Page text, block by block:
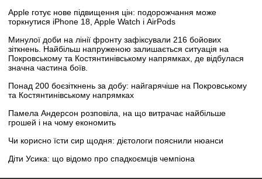
Apple готує нове підвищення цін: подорожчання може
торкнутися iPhone 18, Apple Watch і AirPods
Минулої доби на лінії фронту зафіксували 216 бойових
зіткнень. Найбільш напруженою залишається ситуація на
Покровському та Костянтинівському напрямках, де відбулася
значна частина боїв.
Понад 200 боєзіткнень за добу: найгарячіше на Покровському
та Костянтинівському напрямках
Памела Андерсон розповіла, на що витрачає найбільше
грошей і на чому економить
Чи корисно їсти сир щодня: дієтологи пояснили нюанси
Діти Усика: що відомо про спадкоємців чемпіона